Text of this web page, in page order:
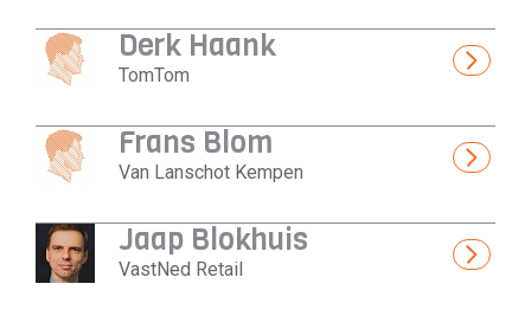
Derk Haank
TomTom
Frans Blom
Van Lanschot Kempen
Jaap Blokhuis
VastNed Retail